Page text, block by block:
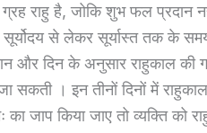
ग्रह राहु है, जोकि शुभ फल प्रदान
से लेकर सूर्यास्त तक के समय
और दिन के अनुसार राहुकाल की
सकती । इन तीनों दिनों में
का जाप किया जाए तो व्यक्ति को